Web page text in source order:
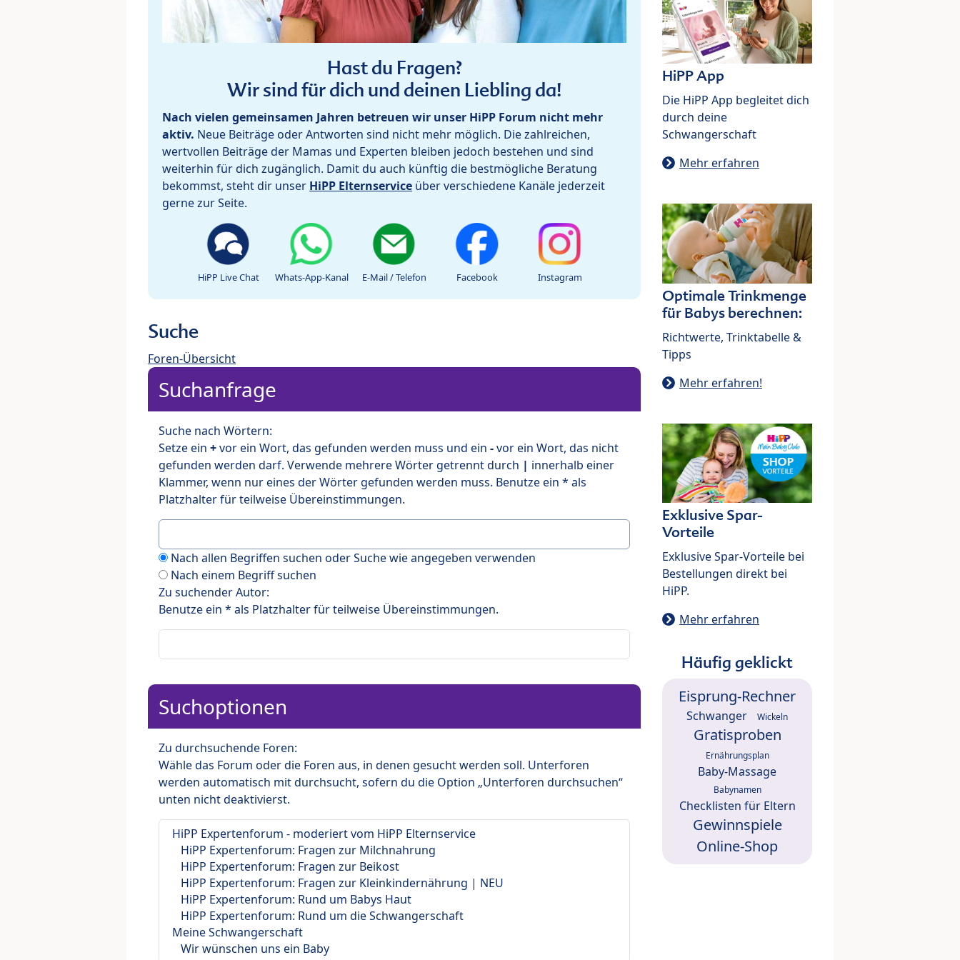
Hast du Fragen?
Wir sind für dich und deinen Liebling da!
Nach vielen gemeinsamen Jahren betreuen wir unser HiPP Forum nicht mehr
aktiv. Neue Beiträge oder Antworten sind nicht mehr möglich. Die zahlreichen,
wertvollen Beiträge der Mamas und Experten bleiben jedoch bestehen und sind
weiterhin für dich zugänglich. Damit du auch künftig die bestmögliche Beratung
bekommst, steht dir unser HiPP Elternservice über verschiedene Kanäle jederzeit
gerne zur Seite.
HiPP Live Chat Whats-App-Kanal E-Mail / Telefon Facebook Instagram
Suche
Foren-Übersicht
Suchanfrage
Suche nach Wörtern:
Setze ein +vor ein Wort, das gefunden werden muss und ein -vor ein Wort, das nicht
gefunden werden darf. Verwende mehrere Wörter getrennt durch | innerhalb einer
Klammer, wenn nur eines der Wörter gefunden werden muss. Benutze ein * als
Platzhalter für teilweise Übereinstimmungen.
Nach allen Begriffen suchen oder Suche wie angegeben verwenden
Nach einem Begriff suchen
Zu suchender Autor:
Benutze ein * als Platzhalter für teilweise Übereinstimmungen.
Suchoptionen
Zu durchsuchende Foren:
Wähle das Forum oder die Foren aus, in denen gesucht werden soll. Unterforen
werden automatisch mit durchsucht, sofern du die Option „Unterforen durchsuchen“
unten nicht deaktivierst.
HiPP App
Die HiPP App begleitet dich
durch deine
Schwangerschaft
Mehr erfahren
Optimale Trinkmenge
für Babys berechnen:
Richtwerte, Trinktabelle &
Tipps
Mehr erfahren!
Exklusive Spar-
Vorteile
Exklusive Spar-Vorteile bei
Bestellungen direkt bei
HiPP.
Mehr erfahren
Häufig geklickt
Eisprung-Rechner
Schwanger Wickeln
Gratisproben
Ernährungsplan
Baby-Massage
Babynamen
Checklisten für Eltern
Gewinnspiele
Online-Shop